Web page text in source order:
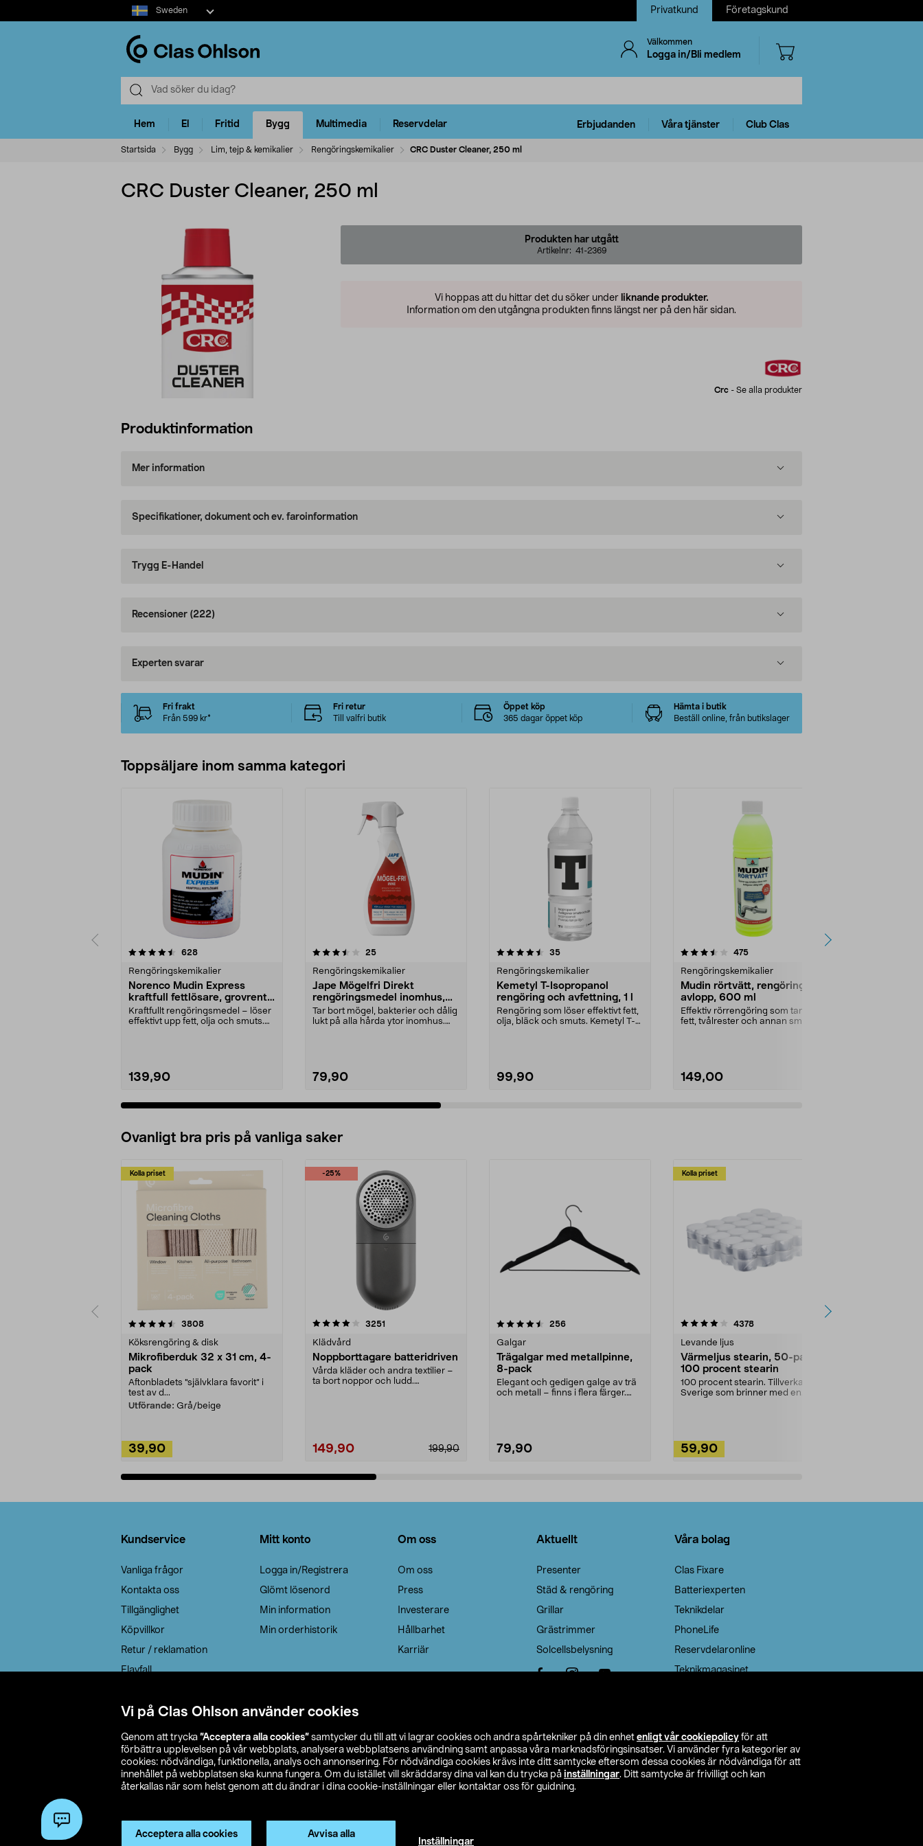
Vi på Clas Ohlson använder cookies
Genom att trycka ”Acceptera alla cookies” samtycker du till att vi lagrar cookies och andra spårtekniker på din enhet enligt vår cookiepolicy för att
förbättra upplevelsen på vår webbplats, analysera webbplatsens användning samt anpassa våra marknadsföringsinsatser. Vi använder fyra kategorier av
cookies: nödvändiga, funktionella, analys och annonsering. För nödvändiga cookies krävs inte ditt samtycke eftersom dessa cookies är nödvändiga för att
innehållet på webbplatsen ska kunna fungera. Om du istället vill skräddarsy dina val kan du trycka på inställningar. Ditt samtycke är frivilligt och kan
återkallas när som helst genom att du ändrar i dina cookie-inställningar eller kontaktar oss för guidning.
Acceptera alla cookies Avvisa alla
Inställningar
Select
market
Sweden Privatkund Företagskund
Välkommen
Logga in/Bli medlem
Hem El Fritid Bygg Multimedia Reservdelar Erbjudanden Våra tjänster Club Clas
Startsida Bygg Lim, tejp & kemikalier Rengöringskemikalier CRC Duster Cleaner, 250 ml
CRC Duster Cleaner, 250 ml
Produkten har utgått
Artikelnr: 41-2369
Vi hoppas att du hittar det du söker under liknande produkter.
Information om den utgångna produkten finns längst ner på den här sidan.
Crc - Se alla produkter
Produktinformation
Mer information
Specifikationer, dokument och ev. faroinformation
Trygg E-Handel
Recensioner (222)
Experten svarar
Fri frakt
Från 599 kr*
Fri retur
Till valfri butik
Öppet köp
365 dagar öppet köp
Hämta i butik
Beställ online, från butikslager
Toppsäljare inom samma kategori
628recensioner
Rengöringskemikalier
Norenco Mudin Express
kraftfull fettlösare, grovrent,
500 ml
Kraftfullt rengöringsmedel – löser
effektivt upp fett, olja och smuts.
139,90
3.5 av 5 stjärnor 25recensioner
Rengöringskemikalier
Jape Mögelfri Direkt
rengöringsmedel inomhus,
0,5 liter
Tar bort mögel, bakterier och dålig
lukt på alla hårda ytor inomhus.
79,90
4.5 av 5 stjärnor 35recensioner
Rengöringskemikalier
Kemetyl T-Isopropanol
rengöring och avfettning, 1 l
Rengöring som löser effektivt fett,
olja, bläck och smuts. Kemetyl T-
99,90
3.5 av 5 stjärnor 475recensioner
Rengöringskemikalier
Mudin rörtvätt, rengöring
avlopp, 600 ml
Effektiv rörrengöring som tar bort
fett, tvålrester och annan smuts.
149,00
4.5 av 5 stjärnor
Ovanligt bra pris på vanliga saker
Kolla priset
3808recensioner
Köksrengöring & disk
Mikrofiberduk 32 x 31 cm, 4-
pack
Aftonbladets "självklara favorit” i
test av d...
Utförande: Grå/beige
39,90
-25%
4.0av 5 stjärnor 3251
Klädvård
Noppborttagare batteridriven
Vårda kläder och andra textilier –
ta bort noppor och ludd.
199,90
149,90
4.5av 5 stjärnor 256recensioner
Galgar
Trägalgar med metallpinne,
8-pack
Elegant och gedigen galge av trä
och metall – finns i flera färger.
79,90
Kolla priset
4.0av 5 stjärnor 4378recensioner
Levande ljus
Värmeljus stearin, 50-pack,
100 procent stearin
100 procent stearin. Tillverkade i
Sverige som brinner med en
59,90
4.5av 5 stjärnor
Kundservice
Vanliga frågor
Kontakta oss
Tillgänglighet
Köpvillkor
Retur / reklamation
Elavfall
Leveransalternativ
Mitt konto
Logga in/Registrera
Glömt lösenord
Min information
Min orderhistorik
Om oss
Om oss
Press
Investerare
Hållbarhet
Karriär
Aktuellt
Presenter
Städ & rengöring
Grillar
Grästrimmer
Solcellsbelysning
Våra bolag
Clas Fixare
Batteriexperten
Teknikdelar
PhoneLife
Reservdelaronline
Teknikmagasinet